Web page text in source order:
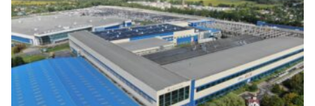
предприятие ввело в эксплуатацию объекты
инженерной инфраструктуры для строящихся заводов
по выпуску…